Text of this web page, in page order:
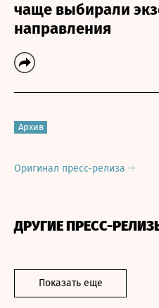
чаще выбирали
направления
Архив
Оригинал пресс-релиза
ДРУГИЕ ПРЕСС-
Показать еще